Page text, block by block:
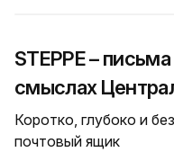
STEPPE –
смыслах
Коротко, глубоко и
почтовый ящик